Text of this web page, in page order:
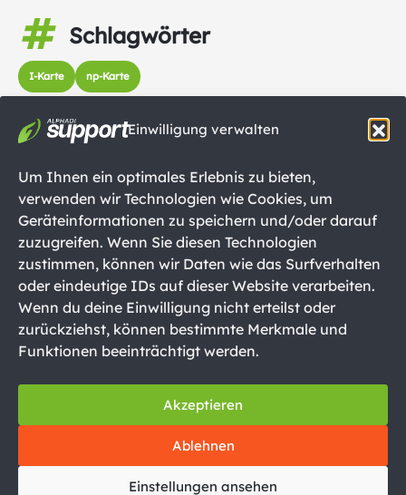
Einwilligung verwalten
Um Ihnen ein optimales Erlebnis zu bieten,
verwenden wir Technologien wie Cookies, um
Geräteinformationen zu speichern und/oder darauf
zuzugreifen. Wenn Sie diesen Technologien
zustimmen, können wir Daten wie das Surfverhalten
oder eindeutige IDs auf dieser Website verarbeiten.
Wenn du deine Einwilligung nicht erteilst oder
zurückziehst, können bestimmte Merkmale und
Funktionen beeinträchtigt werden.
Akzeptieren
Ablehnen
Einstellungen ansehen
Schlagwörter
I-Karte np-Karte
Datenschutzerklärung